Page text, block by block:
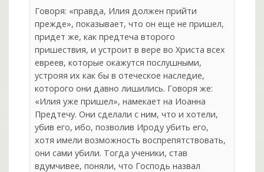
Говоря: «правда, Илия должен прийти
прежде», показывает, что он еще не пришел,
придет же, как предтеча второго
пришествия, и устроит в вере во Христа всех
евреев, которые окажутся послушными,
устрояя их как бы в отеческое наследие,
которого они давно лишились. Говоря же:
«Илия уже пришел», намекает на Иоанна
Предтечу. Они сделали с ним, что и хотели,
убив его, ибо, позволив Ироду убить его,
хотя имели возможность воспрепятствовать,
они сами убили. Тогда ученики, став
вдумчивее, поняли, что Господь назвал